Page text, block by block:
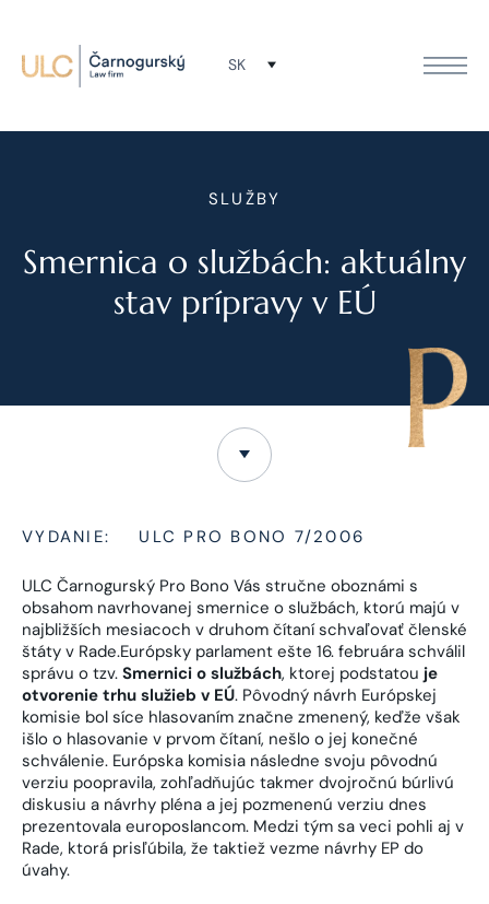
SK
SLUŽBY
Smernica o službách: aktuálny
stav prípravy v EÚ
VYDANIE: ULC PRO BONO 7/2006
ULC Čarnogurský Pro Bono Vás stručne oboznámi s
obsahom navrhovanej smernice o službách, ktorú majú v
najbližších mesiacoch v druhom čítaní schvaľovať členské
štáty v Rade.Európsky parlament ešte 16. februára schválil
správu o tzv. Smernici o službách, ktorej podstatou je
otvorenie trhu služieb v EÚ. Pôvodný návrh Európskej
komisie bol síce hlasovaním značne zmenený, keďže však
išlo o hlasovanie v prvom čítaní, nešlo o jej konečné
schválenie. Európska komisia následne svoju pôvodnú
verziu poopravila, zohľadňujúc takmer dvojročnú búrlivú
diskusiu a návrhy pléna a jej pozmenenú verziu dnes
prezentovala europoslancom. Medzi tým sa veci pohli aj v
Rade, ktorá prisľúbila, že taktiež vezme návrhy EP do
úvahy.